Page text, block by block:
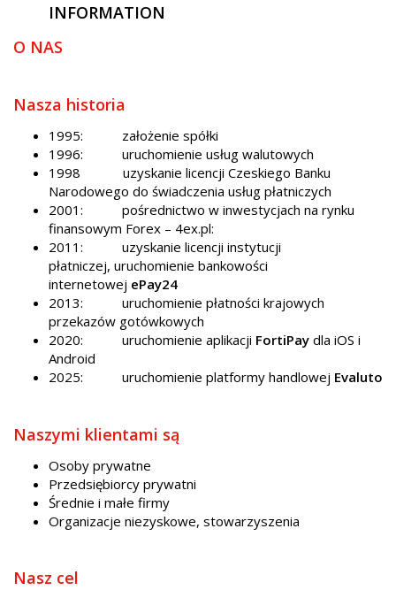
INFORMATION
O NAS
Nasza historia
1995: założenie spółki
1996: uruchomienie usług walutowych
1998 uzyskanie licencji Czeskiego Banku
Narodowego do świadczenia usług płatniczych
2001: pośrednictwo w inwestycjach na rynku
finansowym Forex – 4ex.pl:
2011: uzyskanie licencji instytucji
płatniczej, uruchomienie bankowości
internetowej ePay24
2013: uruchomienie płatności krajowych
przekazów gotówkowych
2020: uruchomienie aplikacji FortiPay dla iOS i
Android
2025: uruchomienie platformy handlowej Evaluto
Naszymi klientami są
Osoby prywatne
Przedsiębiorcy prywatni
Średnie i małe firmy
Organizacje niezyskowe, stowarzyszenia
Nasz cel